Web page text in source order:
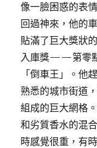
像一臉困惑的表
回過神來，他的
貼滿了巨大獎狀
入庫獎——第零
「倒車王」。他
熟悉的城市街道
組成的巨大網格
和劣質香水的混
時感覺很重，有